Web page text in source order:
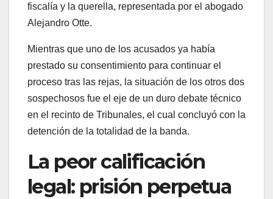
fiscalía y la querella, representada por el abogado
Alejandro Otte.
Mientras que uno de los acusados ya había
prestado su consentimiento para continuar el
proceso tras las rejas, la situación de los otros dos
sospechosos fue el eje de un duro debate técnico
en el recinto de Tribunales, el cual concluyó con la
detención de la totalidad de la banda.
La peor calificación
legal: prisión perpetua